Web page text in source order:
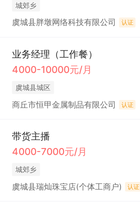
城郊乡
虞城县胖墩网络科技有限公司 认证
业务经理（工作餐）
4000-10000元/月
虞城县城区
商丘市恒甲金属制品有限公司 认证
带货主播
4000-7000元/月
城郊乡
虞城县瑞灿珠宝店(个体工商户) 认证